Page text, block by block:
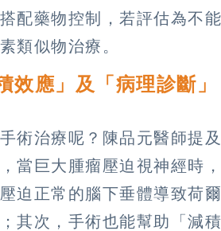
配藥物控制，若評估為不
類似物治療。
效應」及「病理診斷
術治療呢？陳品元醫師提
當巨大腫瘤壓迫視神經時
迫正常的腦下垂體導致荷
其次，手術也能幫助「減